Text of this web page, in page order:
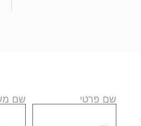
שם פרטי שם